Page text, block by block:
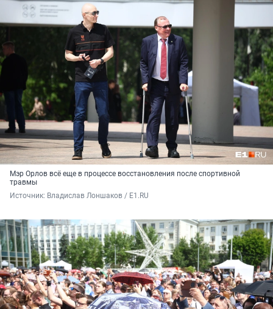
Мэр Орлов всё еще в процессе восстановления после спортивной
травмы
Источник: Владислав Лоншаков / E1.RU